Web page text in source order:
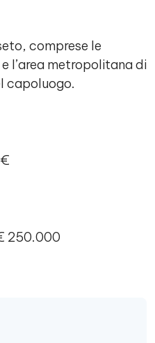
comprese le
l’area metropolitana di
capoluogo.
250.000